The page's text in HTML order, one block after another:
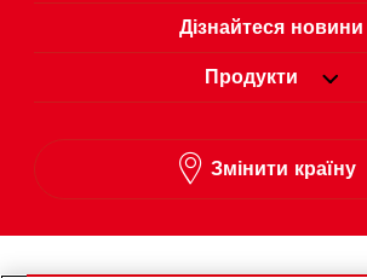
Дізнайтеся новини
Продукти
Змінити країну